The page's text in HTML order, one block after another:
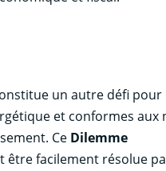
un autre défi pour
et conformes aux
Ce Dilemme
être facilement résolue